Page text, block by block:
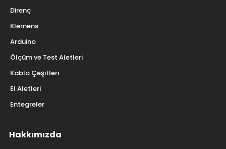
Direnç
Klemens
Arduino
Ölçüm ve Test Aletleri
Kablo Çeşitleri
El Aletleri
Entegreler
Hakkımızda